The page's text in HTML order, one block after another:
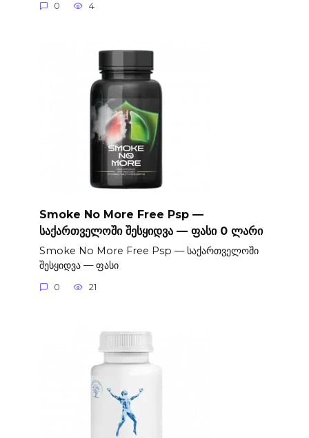
0 4
Smoke No More Free Psp —
საქართველოში შესყიდვა — ფასი 0 ლარი
Smoke No More Free Psp — საქართველოში
შესყიდვა — ფასი
0 21